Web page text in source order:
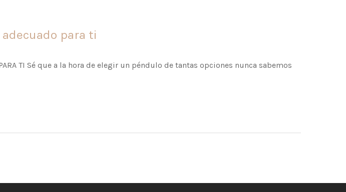
para ti
PARA TI Sé que a la hora de elegir un péndulo de tantas opciones nunca sabemos